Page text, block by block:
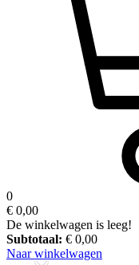
0
€ 0,00
De winkelwagen is leeg!
Subtotaal: € 0,00
Naar winkelwagen